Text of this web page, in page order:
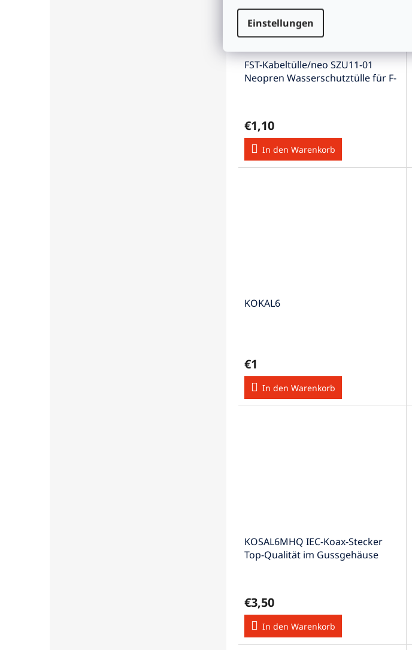
Einstellungen
FST-Kabeltülle/neo SZU11-01
Neopren Wasserschutztülle für F-
€1,10
In den Warenkorb
KOKAL6
€1
In den Warenkorb
KOSAL6MHQ IEC-Koax-Stecker
Top-Qualität im Gussgehäuse
€3,50
In den Warenkorb